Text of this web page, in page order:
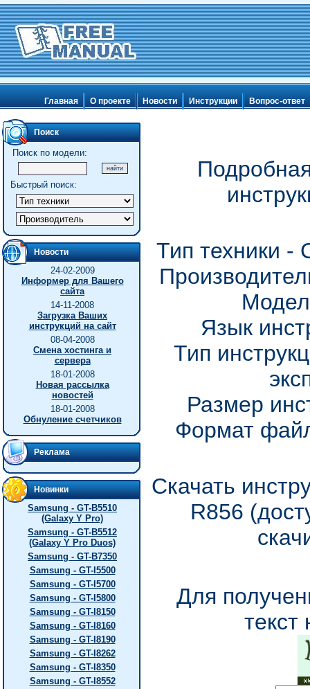
Главная О проекте Новости Инструкции Вопрос-ответ
Поиск
Поиск по модели:
Быстрый поиск:
Новости
24-02-2009
Информер для Вашего
сайта
14-11-2008
Загрузка Ваших
инструкций на сайт
08-04-2008
Смена хостинга и
сервера
18-01-2008
Новая рассылка
новостей
18-01-2008
Обнуление счетчиков
Реклама
Новинки
Samsung - GT-B5510
(Galaxy Y Pro)
Samsung - GT-B5512
(Galaxy Y Pro Duos)
Samsung - GT-B7350
Samsung - GT-I5500
Samsung - GT-I5700
Samsung - GT-I5800
Samsung - GT-I8150
Samsung - GT-I8160
Samsung - GT-I8190
Samsung - GT-I8262
Samsung - GT-I8350
Samsung - GT-I8552
Тип техники
Язык
Тип
Размер
Формат
Скачать
R856
Для
текст